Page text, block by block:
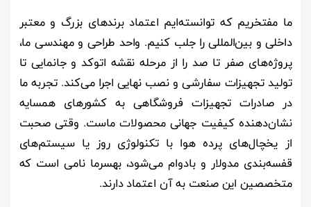
ما مفتخریم که توانسته‌ایم اعتماد برندهای بزرگ و معتبر
داخلی و بین‌المللی را جلب کنیم. واحد طراحی و مهندسی ما،
پروژه‌های صفر تا صد را از مرحله نقشه اتوکد و جانمایی تا
تولید تجهیزات سفارشی و نصب نهایی اجرا می‌کند. تجربه ما
در صادرات تجهیزات فروشگاهی به کشورهای همسایه
نشان‌دهنده کیفیت جهانی محصولات ماست. وقتی صحبت
از یخچال‌های پرده هوا با تکنولوژی روز یا سیستم‌های
قفسه‌بندی مدولار و بادوام می‌شود، بهسرما نامی است که
متخصصین این صنعت به آن اعتماد دارند.